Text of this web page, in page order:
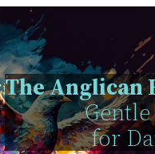
The Anglican
for